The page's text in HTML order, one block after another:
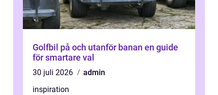
Golfbil på och utanför banan en guide
för smartare val
30 juli 2026
admin
inspiration